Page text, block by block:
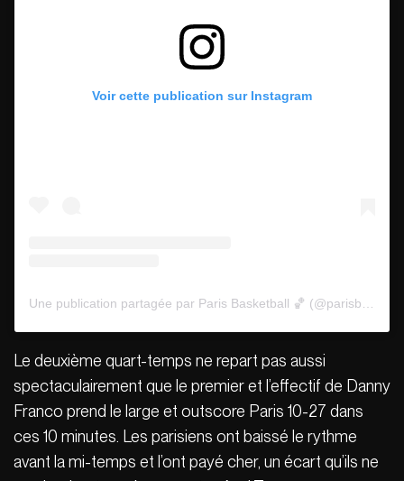
Voir cette publication sur Instagram
Une publication partagée par Paris Basketball 🏀 (@parisbasketball)
Le deuxième quart-temps ne repart pas aussi
spectaculairement que le premier et l’effectif de Danny
Franco prend le large et outscore Paris 10-27 dans
ces 10 minutes. Les parisiens ont baissé le rythme
avant la mi-temps et l’ont payé cher, un écart qu’ils ne